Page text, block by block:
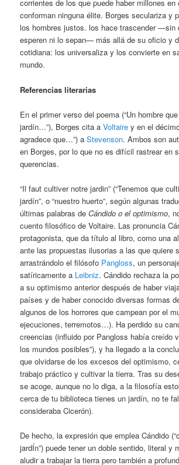
corrientes de los que puede haber millones en
conforman ninguna élite. Borges seculariza y
los hombres justos. los hace trascender —sin
esperen ni lo sepan— más allá de su oficio y
cotidiana: los universaliza y los convierte en
mundo.
Referencias literarias
En el primer verso del poema (“Un hombre
jardín…”), Borges cita aVoltaire y en el
agradece que…”) aStevenson. Ambos son
en Borges, por lo que no es difícil rastrear en
querencias.
“Il faut cultiver notre jardin” (“Tenemos que
jardín”, o “nuestro huerto”, según algunas
últimas palabras deCándido o el optimismo,
cuento filosófico de Voltaire. Las pronuncia
protagonista, que da título al libro, como una
ante las propuestas ilusorias a las que quiere
arrastrándolo el filósofo Pangloss, un
satíricamente a Leibniz. Cándido rechaza la
a su optimismo anterior después de haber
países y de haber conocido diversas formas
algunos de los horrores que campean por el
ejecuciones, terremotos…). Ha perdido su
creencias (influido por Pangloss había creído
los mundos posibles”), y ha llegado a la
que olvidarse de los excesos del optimismo,
trabajo práctico y cultivar la tierra. Tras su
se acoge, aunque no lo diga, a la filosofía
cerca de tu biblioteca tienes un jardín, no te
consideraba Cicerón).
De hecho, la expresión que emplea Cándido
jardÍn”) puede tener un doble sentido, literal y
aludir a trabajar la tierra pero también a